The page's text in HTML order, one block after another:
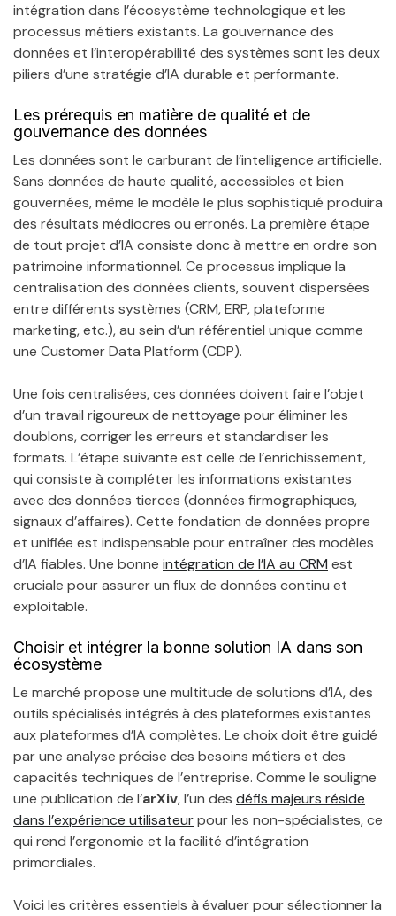
intégration dans l’écosystème technologique et les
processus métiers existants. La gouvernance des
données et l’interopérabilité des systèmes sont les deux
piliers d’une stratégie d’IA durable et performante.
Les prérequis en matière de qualité et de
gouvernance des données
Les données sont le carburant de l’intelligence artificielle.
Sans données de haute qualité, accessibles et bien
gouvernées, même le modèle le plus sophistiqué produira
des résultats médiocres ou erronés. La première étape
de tout projet d’IA consiste donc à mettre en ordre son
patrimoine informationnel. Ce processus implique la
centralisation des données clients, souvent dispersées
entre différents systèmes (CRM, ERP, plateforme
marketing, etc.), au sein d’un référentiel unique comme
une Customer Data Platform (CDP).
Une fois centralisées, ces données doivent faire l’objet
d’un travail rigoureux de nettoyage pour éliminer les
doublons, corriger les erreurs et standardiser les
formats. L’étape suivante est celle de l’enrichissement,
qui consiste à compléter les informations existantes
avec des données tierces (données firmographiques,
signaux d’affaires). Cette fondation de données propre
et unifiée est indispensable pour entraîner des modèles
d’IA fiables. Une bonne intégration de l’IA au CRM est
cruciale pour assurer un flux de données continu et
exploitable.
Choisir et intégrer la bonne solution IA dans son
écosystème
Le marché propose une multitude de solutions d’IA, des
outils spécialisés intégrés à des plateformes existantes
aux plateformes d’IA complètes. Le choix doit être guidé
par une analyse précise des besoins métiers et des
capacités techniques de l’entreprise. Comme le souligne
une publication de l’arXiv, l’un des défis majeurs réside
dans l’expérience utilisateurpour les non-spécialistes, ce
qui rend l’ergonomie et la facilité d’intégration
primordiales.
Voici les critères essentiels à évaluer pour sélectionner la